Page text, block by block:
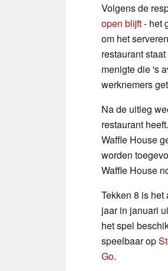
Volgens de
open blijft- het
om het
restaurant
menigte die 's
werknemers
Na de uitleg
restaurant
Waffle House
worden
Waffle House
Tekken 8 is
jaar in januari
het spel
speelbaar op
Go.